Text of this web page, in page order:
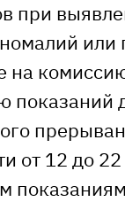
при
или
на
показаний
от 12 до